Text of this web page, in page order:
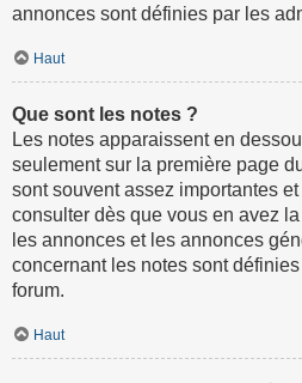
annonces sont définies par les
Haut
Que sont les notes ?
Les notes apparaissent en
seulement sur la première page
sont souvent assez importantes
consulter dès que vous en avez
les annonces et les annonces
concernant les notes sont
forum.
Haut